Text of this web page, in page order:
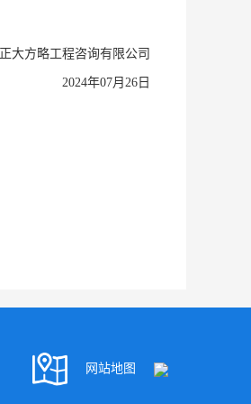
正大方略工程咨询有限公司
2024年07月26日
网站地图